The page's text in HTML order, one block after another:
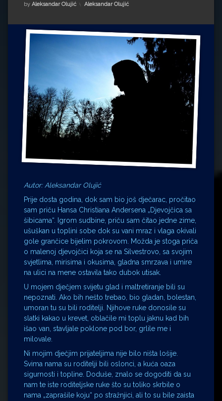
Impressum
Milenko Strižak
Drugi autori
Drugi autori
Matea Andrić
Ljiljana Lekanić-Kljaić
Željko Krznarić
Mario Lovreković
Miroslav Šantek
by Aleksandar Olujić Kategorije:
Aleksandar Olujić
Autor: Aleksandar Olujić
Prije dosta godina, dok sam bio još dječarac, pročitao
sam priču Hansa Christiana Andersena „Djevojčica sa
šibicama“. Igrom sudbine, priču sam čitao jedne zime,
ušuškan u toplini sobe dok su vani mraz i vlaga okivali
gole grančice bijelim pokrovom. Možda je stoga priča
o malenoj djevojčici koja se na Silvestrovo, sa svojim
svjetlima, mirisima i okusima, gladna smrzava i umire
na ulici na mene ostavila tako dubok utisak.
U mojem dječjem svijetu glad i maltretiranje bili su
nepoznati. Ako bih nešto trebao, bio gladan, bolestan,
umoran tu su bili roditelji. Njihove ruke donosile su
slatki kakao u krevet, oblačile mi toplu jaknu kad bih
išao van, stavljale poklone pod bor, grlile me i
milovale.
Ni mojim dječjim prijateljima nije bilo ništa lošije.
Svima nama su roditelji bili oslonci, a kuća oaza
sigurnosti i topline. Doduše, znalo se dogoditi da su
nam te iste roditeljske ruke što su toliko skrbile o
nama „zaprašile koju“ po stražnjici, ali to su bile zaista